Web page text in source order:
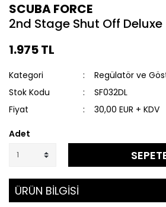
SCUBA FORCE
2nd Stage Shut Off Deluxe
1.975 TL
Kategori
Regülatör ve
Stok Kodu
SF032DL
Fiyat
30,00 EUR + KDV
Adet
ÜRÜN BİLGİSİ